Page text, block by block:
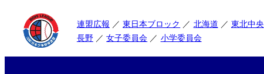
連盟広報 東日本ブロック 北海道 東北中央
長野
女子委員会 小学委員会